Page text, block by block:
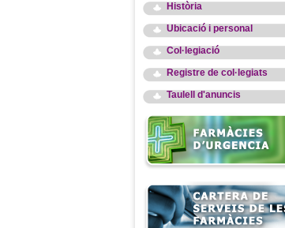
Història
Ubicació i personal
Col·legiació
Registre de col·legiats
Taulell d'anuncis